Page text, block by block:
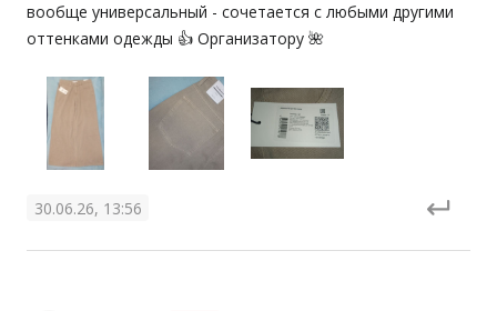
вообще универсальный - сочетается с любыми другими
оттенками одежды 👍 Организатору 🌺
30.06.26, 13:56